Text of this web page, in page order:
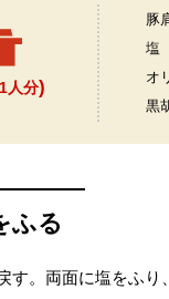
人分)
豚
塩
オ
黒
ふる
す。両面に塩をふり